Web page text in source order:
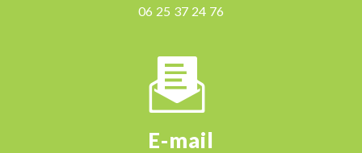
06 25 37 24 76
E-mail